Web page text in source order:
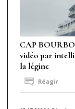
CAP
vidéo par
la légine
Réagir